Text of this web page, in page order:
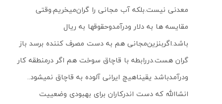
معدنی نیست.بلکه آب مجانی را گران‌میخریم.وقتی
مقایسه ها به دلار ودرآمدوحقوقها به ریال
باشد.اگربنزین‌مجانی هم به دست مصرف کننده برسد باز
گران هست.دررابطه با قاچاق سوخت هم اگر درمنطقه کار
ودرآمدباشد یقیناهیچ ایرانی آلوده به قاچاق نمیشود..
انشاالله که دست اندرکاران برای بهبودی وضعییت